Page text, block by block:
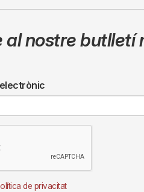
al nostre butlletí
de privacitat